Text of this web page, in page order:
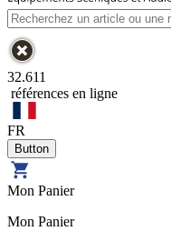
32.611
références en ligne
FR
Mon Panier
Mon Panier